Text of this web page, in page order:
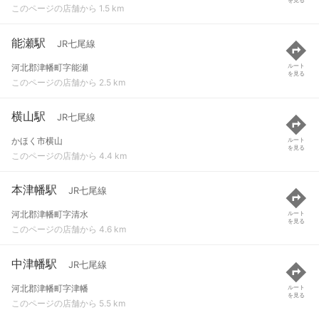
このページの店舗から 1.5 km
能瀬駅 JR七尾線
河北郡津幡町字能瀬
このページの店舗から 2.5 km
ルート
を見る
横山駅 JR七尾線
かほく市横山
このページの店舗から 4.4 km
ルート
を見る
本津幡駅 JR七尾線
河北郡津幡町字清水
このページの店舗から 4.6 km
ルート
を見る
中津幡駅 JR七尾線
河北郡津幡町字津幡
このページの店舗から 5.5 km
ルート
を見る